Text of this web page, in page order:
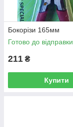
Бокорізи 165мм
Готово до відправки
211 ₴
Купити